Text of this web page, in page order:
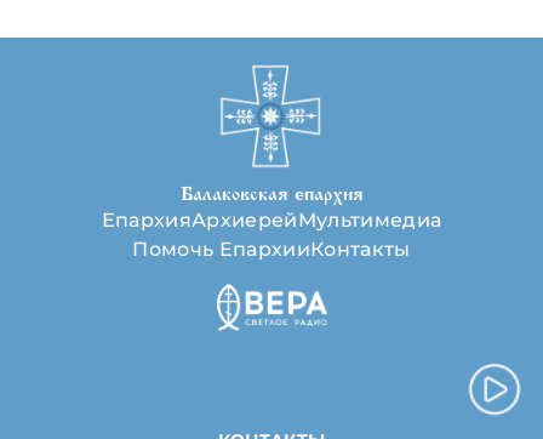
Балаковская епархия
ЕпархияАрхиерейМультимедиа
Помочь ЕпархииКонтакты